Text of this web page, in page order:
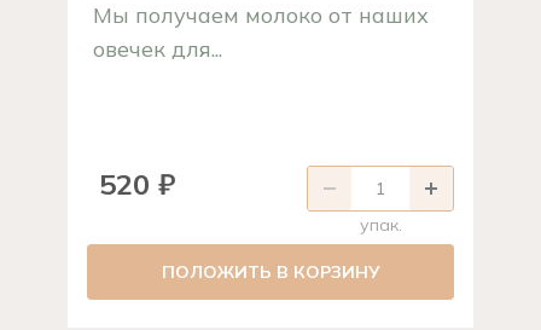
Мы получаем молоко от наших
овечек для...
520 ₽
упак.
ПОЛОЖИТЬ В КОРЗИНУ